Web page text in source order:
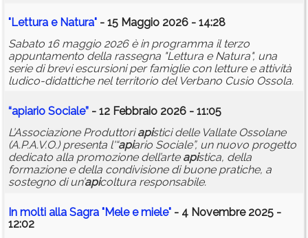
"Lettura e Natura" - 15 Maggio 2026 - 14:28
Sabato 16 maggio 2026 è in programma il terzo
appuntamento della rassegna "Lettura e Natura", una
serie di brevi escursioni per famiglie con letture e attività
ludico-didattiche nel territorio del Verbano Cusio Ossola.
“apiario Sociale” - 12 Febbraio 2026 - 11:05
L’Associazione Produttoriapistici delle Vallate Ossolane
(A.P.A.V.O.) presenta l'“apiario Sociale”, un nuovo progetto
dedicato alla promozione dell’arte apistica, della
formazione e della condivisione di buone pratiche, a
sostegno di un’apicoltura responsabile.
In molti alla Sagra "Mele e miele" - 4 Novembre 2025 -
12:02